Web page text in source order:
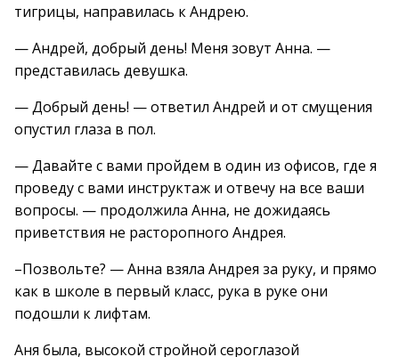
тигрицы, направилась к Андрею.
— Андрей, добрый день! Меня зовут Анна. —
представилась девушка.
— Добрый день! — ответил Андрей и от смущения
опустил глаза в пол.
— Давайте с вами пройдем в один из офисов, где я
проведу с вами инструктаж и отвечу на все ваши
вопросы. — продолжила Анна, не дожидаясь
приветствия не расторопного Андрея.
–Позвольте? — Анна взяла Андрея за руку, и прямо
как в школе в первый класс, рука в руке они
подошли к лифтам.
Аня была, высокой стройной сероглазой